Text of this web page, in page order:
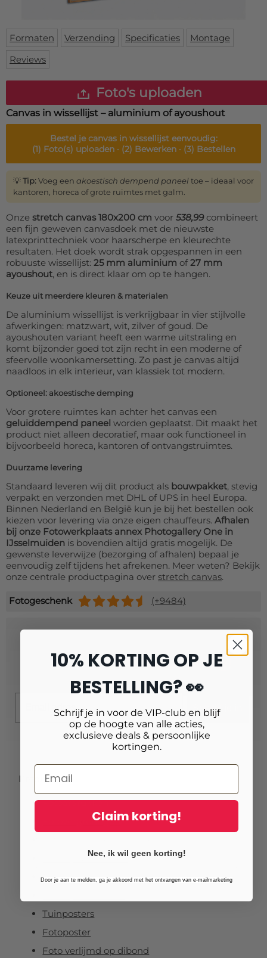
Skateboard deck
Inloggen
WhatsApp
Formaten Verzending Specificaties
Montage
Reviews
Foto's uploaden
Canvas in wissellijst – aluminium of ayoushout
Bestel jecanvas in wissellijsteenvoudig:
(1) Foto(s) uploaden · (2) Bewerken · (3) Bestellen
💡Tip:Voeg een akoestisch dempend paneel toe – ideaal voor
kantoren, horeca of grote ruimtes met galm.
Onze stretch canvas 180x200 cm voor 538,99combineert
een fijn geweven canvasdoek met de nieuwste
latexprinttechniek voor haarscherpe en kleurechte
resultaten. Het doek wordt strak opgespannen in een
robuuste wissellijst: 25 mm aluminium of27 mm
ayoushout, en is direct klaar om op te hangen.
Keuze uit meerdere kleuren & materialen
De aluminium wissellijst is verkrijgbaar in vier stijlvolle
afwerkingen: matzwart, wit, zilver of goud. De
ayoushouten variant heeft een warme uitstraling en
komt bijzonder goed tot zijn recht in een moderne of
sfeervolle woonkamersetting. Zo past je canvas altijd
naadloos in elk interieur, van klassiek tot modern.
Optioneel: akoestische demping
Voor grotere ruimtes kan achter het canvas een
geluiddempend paneel worden geplaatst. Dit maakt het
product niet alleen decoratief, maar ook functioneel in
bijvoorbeeld horeca, kantoren of ontvangstruimtes.
Duurzame levering
Standaard leveren wij dit product als bouwpakket, stevig
verpakt en verzonden met DHL of UPS in heel Europa.
Binnen Nederland en België kun je bij het bestellen ook
kiezen voor levering via onze eigen chauffeurs. Afhalen
bij onze Fotowerkplaats annex Photogallery One in
IJsselmuiden is bovendien altijd gratis mogelijk. De
gewenste leverwijze (bezorging of afhalen) bepaal je
eenvoudig zelf tijdens het afrekenen. Meer weten? Bekijk
onze centrale productpagina over stretch canvas.
Fotogeschenk (+9484)
Schrijf je in voor onze nieuwsbrief
en ontvang10% extra korting!
Schrijf je in
Producten
Fotoafdrukken
Fotovergrotingen
Foto op aluminium
Foto op canvas
Tuinposters
Fotoposter
Foto verlijmd op dibond
10% KORTING OP JE
BESTELLING? 👀
Schrijf je in voor de VIP-club en blijf
op de hoogte van alle acties,
exclusieve deals & persoonlijke
kortingen.
Claim korting!
Nee, ik wil geen korting!
Door je aan te melden, ga je akkoord met het ontvangen van e-mailmarketing